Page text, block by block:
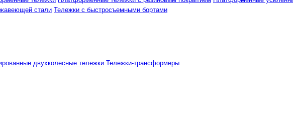
стали Тележки с быстросъемными бортами
двухколесные тележки Тележки-трансформеры